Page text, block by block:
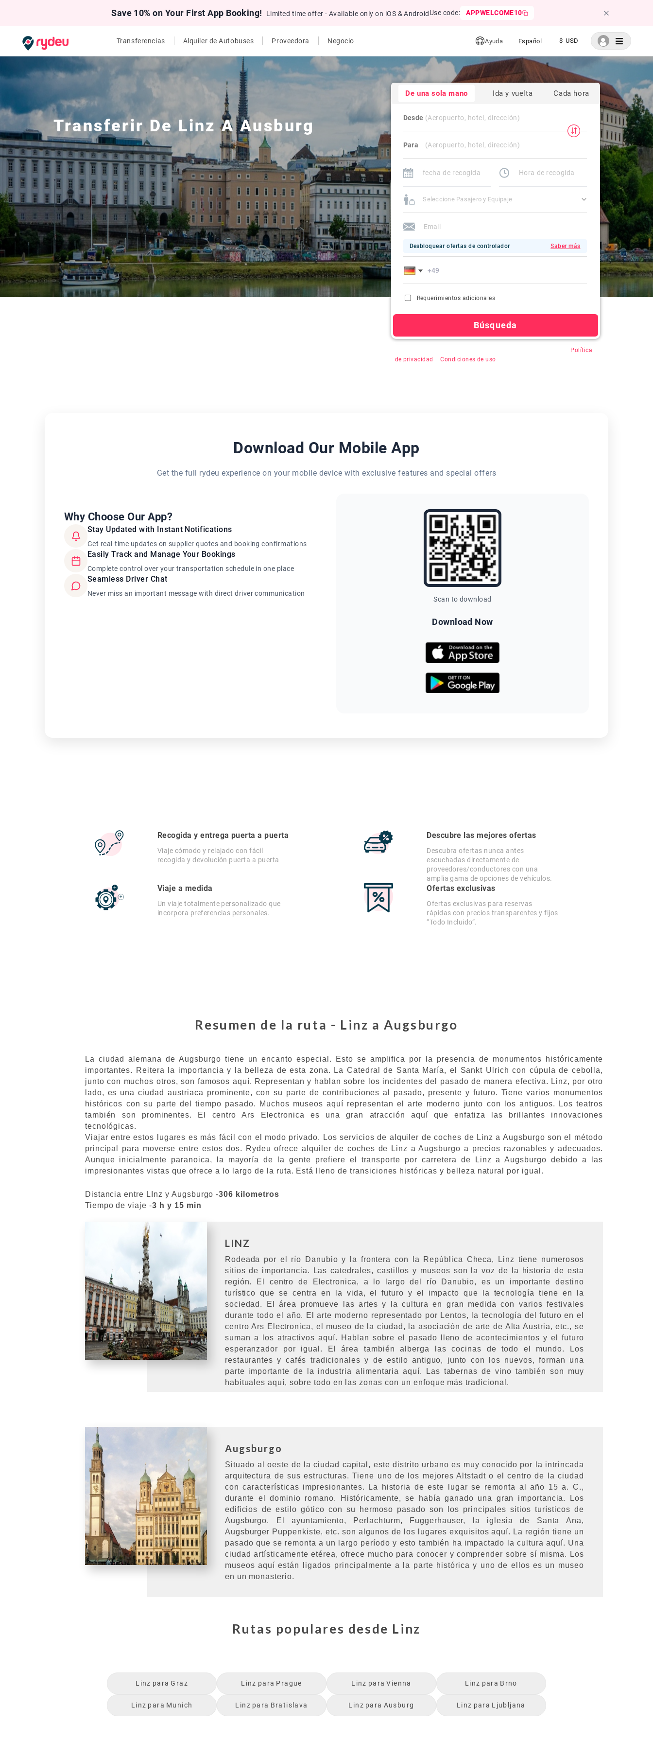
Save 10% on Your First App Booking! Limited time offer - Available only on iOS & Android Use code: APPWELCOME10
Transferencias Alquiler de Autobuses Proveedora Negocio Ayuda Español $ USD
Transferir De Linz A Ausburg
De una sola mano Ida y vuelta Cada hora
Desde
Para
Seleccione Pasajero y Equipaje
Desbloquear ofertas de controlador Saber más
Requerimientos adicionales
Búsqueda
Política
de privacidad
&Condiciones de uso
Download Our Mobile App
Get the full rydeu experience on your mobile device with exclusive features and special offers
Why Choose Our App?
Stay Updated with Instant Notifications
Get real-time updates on supplier quotes and booking confirmations
Easily Track and Manage Your Bookings
Complete control over your transportation schedule in one place
Seamless Driver Chat
Never miss an important message with direct driver communication
Scan to download
Download Now
Recogida y entrega puerta a puerta
Viaje cómodo y relajado con fácil
recogida y devolución puerta a puerta
Descubre las mejores ofertas
Descubra ofertas nunca antes
escuchadas directamente de
proveedores/conductores con una
amplia gama de opciones de vehículos.
Viaje a medida
Un viaje totalmente personalizado que
incorpora preferencias personales.
Ofertas exclusivas
Ofertas exclusivas para reservas
rápidas con precios transparentes y fijos
“Todo Incluido”.
Resumen de la ruta - Linz a Augsburgo
La ciudad alemana de Augsburgo tiene un encanto especial. Esto se amplifica por la presencia de monumentos históricamente
importantes. Reitera la importancia y la belleza de esta zona. La Catedral de Santa María, el Sankt Ulrich con cúpula de cebolla,
junto con muchos otros, son famosos aquí. Representan y hablan sobre los incidentes del pasado de manera efectiva. Linz, por otro
lado, es una ciudad austriaca prominente, con su parte de contribuciones al pasado, presente y futuro. Tiene varios monumentos
históricos con su parte del tiempo pasado. Muchos museos aquí representan el arte moderno junto con los antiguos. Los teatros
también son prominentes. El centro Ars Electronica es una gran atracción aquí que enfatiza las brillantes innovaciones
tecnológicas.
Viajar entre estos lugares es más fácil con el modo privado. Los servicios de alquiler de coches de Linz a Augsburgo son el método
principal para moverse entre estos dos. Rydeu ofrece alquiler de coches de Linz a Augsburgo a precios razonables y adecuados.
Aunque inicialmente paranoica, la mayoría de la gente prefiere el transporte por carretera de Linz a Augsburgo debido a las
impresionantes vistas que ofrece a lo largo de la ruta. Está lleno de transiciones históricas y belleza natural por igual.
Distancia entre LInz y Augsburgo -306 kilometros
Tiempo de viaje -3 h y 15 min
LINZ
Rodeada por el río Danubio y la frontera con la República Checa, Linz tiene numerosos
sitios de importancia. Las catedrales, castillos y museos son la voz de la historia de esta
región. El centro de Electronica, a lo largo del río Danubio, es un importante destino
turístico que se centra en la vida, el futuro y el impacto que la tecnología tiene en la
sociedad. El área promueve las artes y la cultura en gran medida con varios festivales
durante todo el año. El arte moderno representado por Lentos, la tecnología del futuro en el
centro Ars Electronica, el museo de la ciudad, la asociación de arte de Alta Austria, etc., se
suman a los atractivos aquí. Hablan sobre el pasado lleno de acontecimientos y el futuro
esperanzador por igual. El área también alberga las cocinas de todo el mundo. Los
restaurantes y cafés tradicionales y de estilo antiguo, junto con los nuevos, forman una
parte importante de la industria alimentaria aquí. Las tabernas de vino también son muy
habituales aquí, sobre todo en las zonas con un enfoque más tradicional.
Augsburgo
Situado al oeste de la ciudad capital, este distrito urbano es muy conocido por la intrincada
arquitectura de sus estructuras. Tiene uno de los mejores Altstadt o el centro de la ciudad
con características impresionantes. La historia de este lugar se remonta al año 15 a. C.,
durante el dominio romano. Históricamente, se había ganado una gran importancia. Los
edificios de estilo gótico con su hermoso pasado son los principales sitios turísticos de
Augsburgo. El ayuntamiento, Perlachturm, Fuggerhauser, la iglesia de Santa Ana,
Augsburger Puppenkiste, etc. son algunos de los lugares exquisitos aquí. La región tiene un
pasado que se remonta a un largo período y esto también ha impactado la cultura aquí. Una
ciudad artísticamente etérea, ofrece mucho para conocer y comprender sobre sí misma. Los
museos aquí están ligados principalmente a la parte histórica y uno de ellos es un museo
en un monasterio.
Rutas populares desde Linz
Linz para Graz Linz para Prague Linz para Vienna Linz para Brno
Linz para Munich Linz para Bratislava Linz para Ausburg Linz para Ljubljana